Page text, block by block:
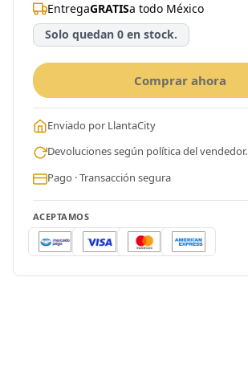
EntregaGRATISa todo México
Solo quedan 0 en stock.
Comprar ahora
Enviado por LlantaCity
Devoluciones según política del vendedor.
Pago · Transacción segura
ACEPTAMOS